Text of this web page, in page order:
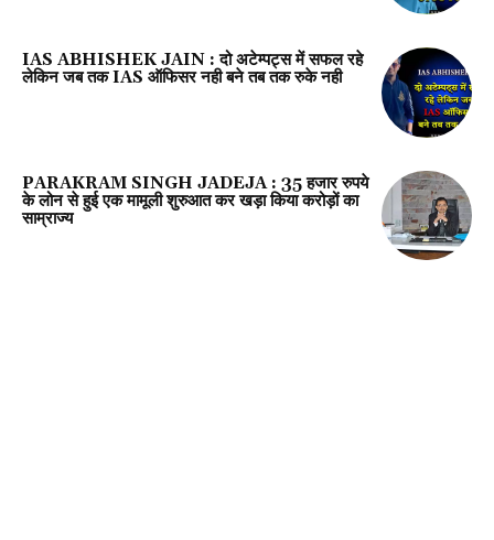
IAS ABHISHEK JAIN : दो अटेम्पट्स में सफल रहे
लेकिन जब तक IAS ऑफिसर नही बने तब तक रुके नही
PARAKRAM SINGH JADEJA : 35 हजार रुपये
के लोन से हुई एक मामूली शुरुआत कर खड़ा किया करोड़ों का
साम्राज्य